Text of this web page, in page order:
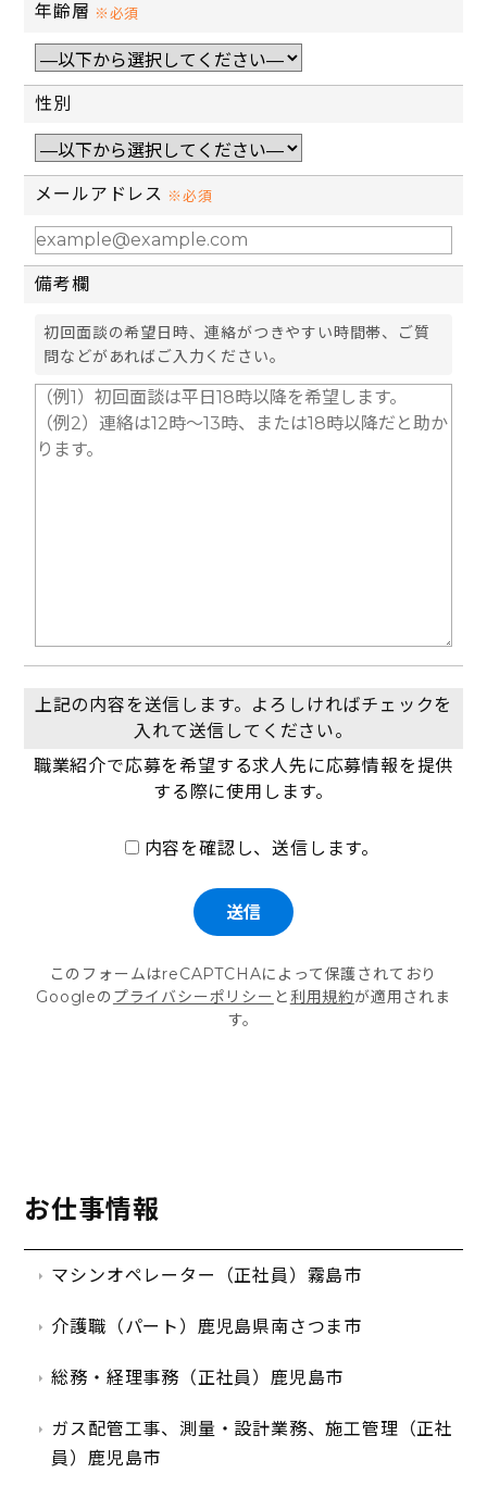
年齢層 ※必須
性別
メールアドレス ※必須
備考欄
初回面談の希望日時、連絡がつきやすい時間帯、ご質
問などがあればご入力ください。
上記の内容を送信します。よろしければチェックを
入れて送信してください。
職業紹介で応募を希望する求人先に応募情報を提供
する際に使用します。
内容を確認し、送信します。
このフォームはreCAPTCHAによって保護されており
Googleの プライバシーポリシー と 利用規約が適用されま
す。
お仕事情報
マシンオペレーター（正社員）霧島市
介護職（パート）鹿児島県南さつま市
総務・経理事務（正社員）鹿児島市
ガス配管工事、測量・設計業務、施工管理（正社
員）鹿児島市